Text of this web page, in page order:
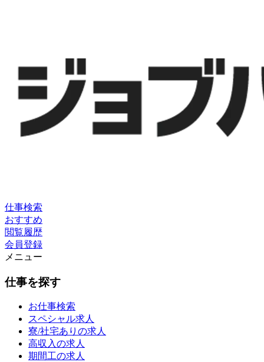
仕事検索
おすすめ
閲覧履歴
会員登録
メニュー
仕事を探す
お仕事検索
スペシャル求人
寮/社宅ありの求人
高収入の求人
期間工の求人